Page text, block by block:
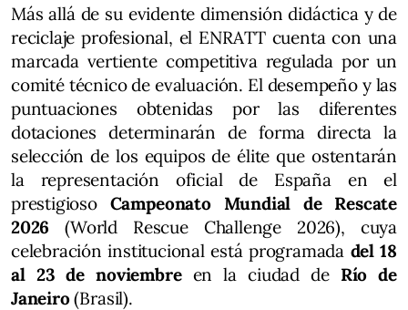
Más allá de su evidente dimensión didáctica y de
reciclaje profesional, el ENRATT cuenta con una
marcada vertiente competitiva regulada por un
comité técnico de evaluación. El desempeño y las
puntuaciones obtenidas por las diferentes
dotaciones determinarán de forma directa la
selección de los equipos de élite que ostentarán
la representación oficial de España en el
prestigioso Campeonato Mundial de Rescate
2026 (World Rescue Challenge 2026), cuya
celebración institucional está programada del 18
al 23 de noviembreen la ciudad de Río de
Janeiro(Brasil).